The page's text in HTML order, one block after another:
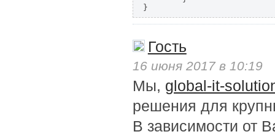
}
Гость
16 июня 2017 в 10:19
Мы, global-it-
решения для
В зависимости от